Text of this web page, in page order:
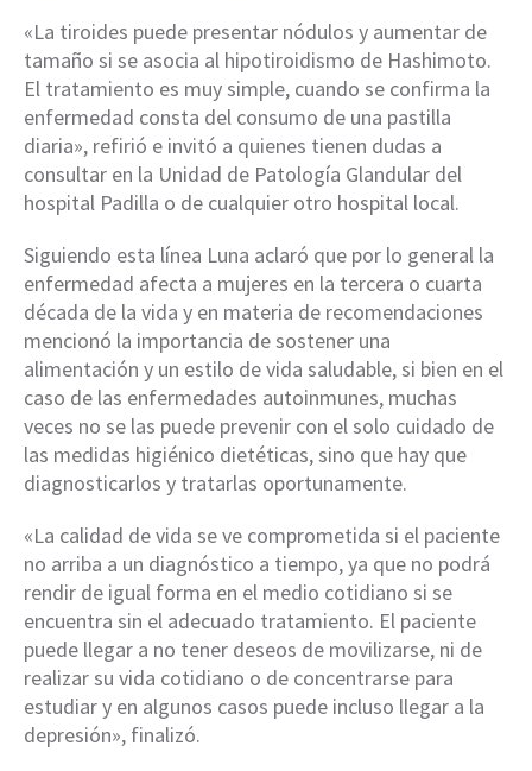
«La tiroides puede presentar nódulos y aumentar de
tamaño si se asocia al hipotiroidismo de Hashimoto.
El tratamiento es muy simple, cuando se confirma la
enfermedad consta del consumo de una pastilla
diaria», refirió e invitó a quienes tienen dudas a
consultar en la Unidad de Patología Glandular del
hospital Padilla o de cualquier otro hospital local.
Siguiendo esta línea Luna aclaró que por lo general la
enfermedad afecta a mujeres en la tercera o cuarta
década de la vida y en materia de recomendaciones
mencionó la importancia de sostener una
alimentación y un estilo de vida saludable, si bien en el
caso de las enfermedades autoinmunes, muchas
veces no se las puede prevenir con el solo cuidado de
las medidas higiénico dietéticas, sino que hay que
diagnosticarlos y tratarlas oportunamente.
«La calidad de vida se ve comprometida si el paciente
no arriba a un diagnóstico a tiempo, ya que no podrá
rendir de igual forma en el medio cotidiano si se
encuentra sin el adecuado tratamiento. El paciente
puede llegar a no tener deseos de movilizarse, ni de
realizar su vida cotidiano o de concentrarse para
estudiar y en algunos casos puede incluso llegar a la
depresión», finalizó.